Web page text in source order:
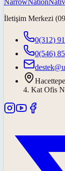
İletişim Merkezi
0(312)
0(546)
4. Kat Ofis